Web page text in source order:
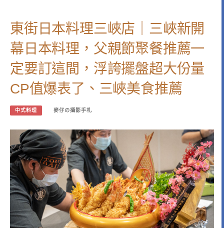
東街日本料理三峽店｜三峽新開
幕日本料理，父親節聚餐推薦一
定要訂這間，浮誇擺盤超大份量
CP值爆表了、三峽美食推薦
中式料理 麥仔の攝影手札